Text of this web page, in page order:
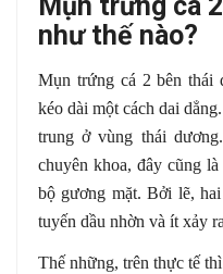
như thế nào?
Mụn trứng cá 2 bên thái
kéo dài một cách dai
trung ở vùng thái
chuyên khoa, đây cũng
bộ gương mặt. Bởi lẽ,
tuyến dầu nhờn và ít xảy
Thế những, trên thực tế